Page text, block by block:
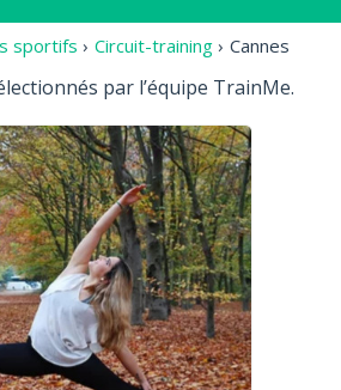
sportifs › Circuit-training › Cannes
par l’équipe TrainMe.